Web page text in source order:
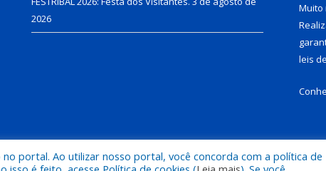
2026
Muito
leis
Mapa do Site
portal. Ao utilizar nosso portal, você concorda com a política de